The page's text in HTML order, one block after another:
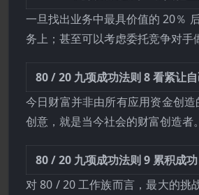
一旦找出业务中最具价值的 20％
务上；甚至可以考虑委托竞争对手
80 / 20 九项成功法则 8看紧让
今日财富并非由所有应用资金创
创意，就是当今社会的财富创造者。
80 / 20 九项成功法则 9 累积成功
对 80 / 20 工作族而言，最大的挑